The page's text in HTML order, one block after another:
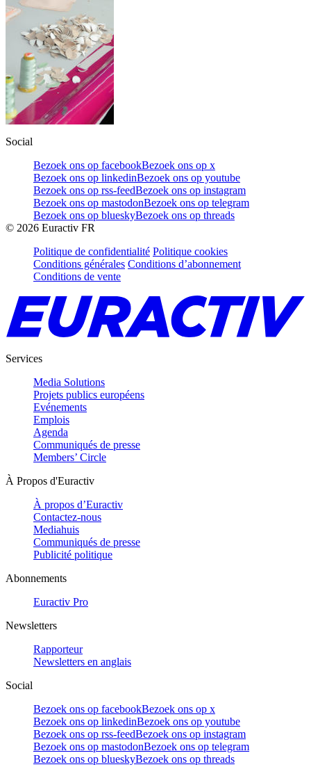
Social
Bezoek ons op facebookBezoek ons op x
Bezoek ons op linkedinBezoek ons op youtube
Bezoek ons op rss-feedBezoek ons op instagram
Bezoek ons op mastodonBezoek ons op telegram
Bezoek ons op blueskyBezoek ons op threads
© 2026 Euractiv FR
Politique de confidentialité Politique cookies
Conditions générales Conditions d’abonnement
Conditions de vente
Services
Media Solutions
Projets publics européens
Evénements
Emplois
Agenda
Communiqués de presse
Members’ Circle
À Propos d'Euractiv
À propos d’Euractiv
Contactez-nous
Mediahuis
Communiqués de presse
Publicité politique
Abonnements
Euractiv Pro
Newsletters
Rapporteur
Newsletters en anglais
Social
Bezoek ons op facebookBezoek ons op x
Bezoek ons op linkedinBezoek ons op youtube
Bezoek ons op rss-feedBezoek ons op instagram
Bezoek ons op mastodonBezoek ons op telegram
Bezoek ons op blueskyBezoek ons op threads